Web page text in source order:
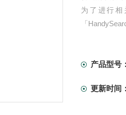
为了进行
「
产品型号：
更新时间：